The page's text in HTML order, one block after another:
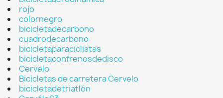
rojo
colornegro
bicicletadecarbono
cuadrodecarbono
bicicletaparaciclistas
bicicletaconfrenosdedisco
Cervelo
Bicicletas de carretera Cervelo
bicicletadetriatlón